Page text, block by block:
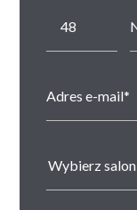
Wybierz salon